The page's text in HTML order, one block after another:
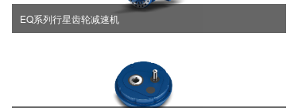
EQ系列行星齿轮减速机